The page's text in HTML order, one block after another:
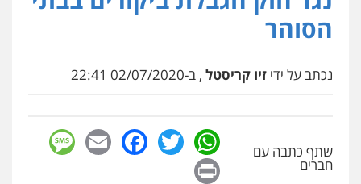
0505216700
פלילי צבאי מעצרים וחקירות
עו"ד אייל בסרגליק
כלכלי
אסירים אזרחי
הסוהר
נכתב על ידי זיו קריסטל , ב-02/07/2020 22:41
שתף כתבה עם
חברים
WhatsApp
Twitter
Facebook
Email